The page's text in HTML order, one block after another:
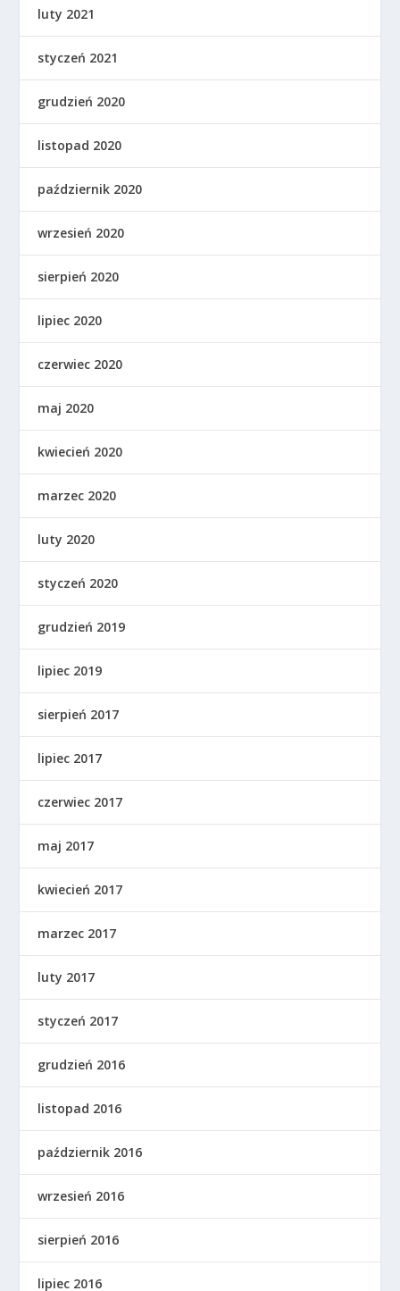
luty 2021
styczeń 2021
grudzień 2020
listopad 2020
październik 2020
wrzesień 2020
sierpień 2020
lipiec 2020
czerwiec 2020
maj 2020
kwiecień 2020
marzec 2020
luty 2020
styczeń 2020
grudzień 2019
lipiec 2019
sierpień 2017
lipiec 2017
czerwiec 2017
maj 2017
kwiecień 2017
marzec 2017
luty 2017
styczeń 2017
grudzień 2016
listopad 2016
październik 2016
wrzesień 2016
sierpień 2016
lipiec 2016